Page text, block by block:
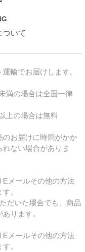
ついて
輸でお届けします。
満の場合は全国一律
上の場合は無料
お届けに時間がかか
ない場合がありま
メールその他の方法
。
だいた場合でも、商品
ります。
メールその他の方法
。